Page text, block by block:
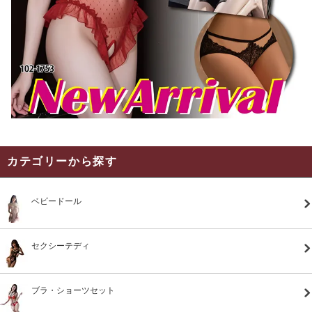
カテゴリーから探す
ベビードール
セクシーテディ
ブラ・ショーツセット